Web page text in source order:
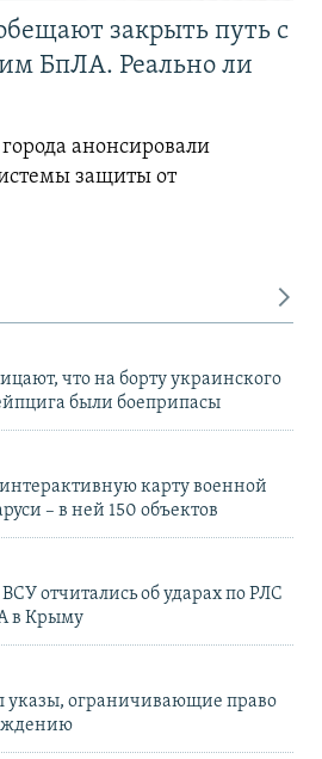
закрыть путь с
БпЛА. Реально ли
анонсировали
защиты от
что на борту украинского
были боеприпасы
карту военной
– в ней 150 объектов
отчитались об ударах по РЛС
в Крыму
ограничивающие право